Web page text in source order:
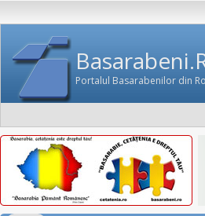
Portalul Basarabenilor din